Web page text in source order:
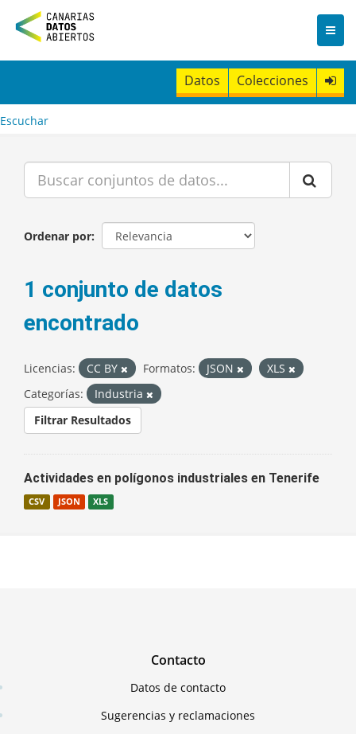
n
t
Datos Colecciones
Escuchar
Ordenar por
1 conjunto de datos
encontrado
Licencias: CC BY Formatos: JSON
XLS
Categorías:
Industria
Filtrar Resultados
Actividades en polígonos industriales en Tenerife
CSV JSON XLS
Contacto
Datos de contacto
Sugerencias y reclamaciones